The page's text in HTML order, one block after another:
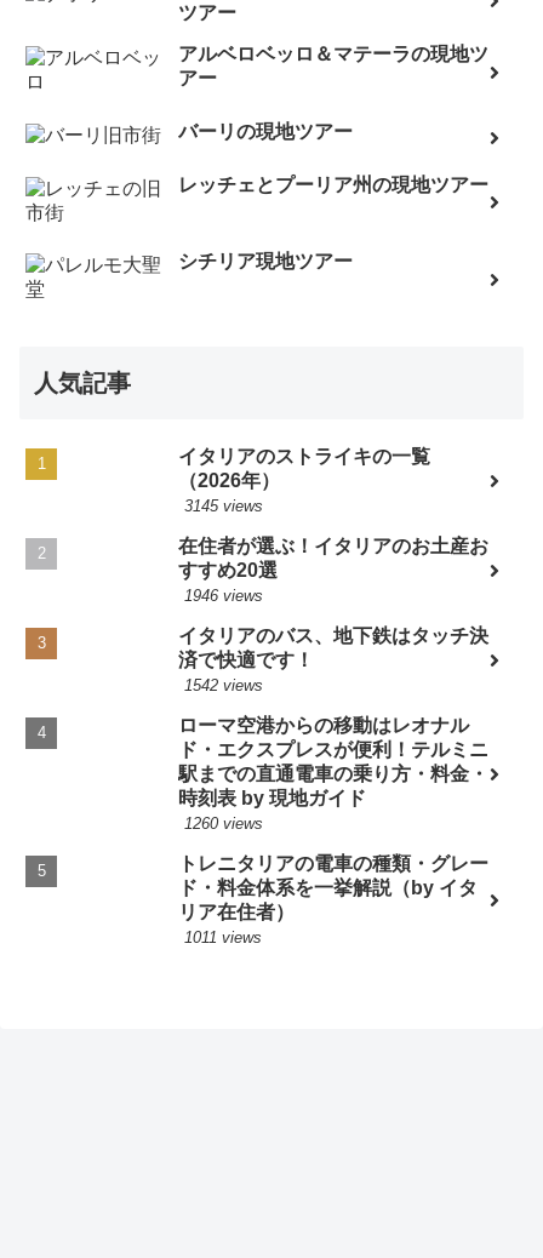
ツアー
アルベロベッロ＆マテーラの現地ツ
アー
バーリの現地ツアー
レッチェとプーリア州の現地ツアー
シチリア現地ツアー
人気記事
イタリアのストライキの一覧
（2026年）
3145 views
在住者が選ぶ！イタリアのお土産お
すすめ20選
1946 views
イタリアのバス、地下鉄はタッチ決
済で快適です！
1542 views
ローマ空港からの移動はレオナル
ド・エクスプレスが便利！テルミニ
駅までの直通電車の乗り方・料金・
時刻表 by 現地ガイド
1260 views
トレニタリアの電車の種類・グレー
ド・料金体系を一挙解説（by イタ
リア在住者）
1011 views